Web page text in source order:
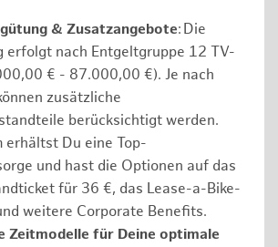
& Zusatzangebote: Die
erfolgt nach Entgeltgruppe 12 TV-
€ - 87.000,00 €). Je nach
zusätzliche
berücksichtigt werden.
erhältst Du eine Top-
und hast die Optionen auf das
für 36 €, das Lease-a-Bike-
weitere Corporate Benefits.
Zeitmodelle für Deine optimale